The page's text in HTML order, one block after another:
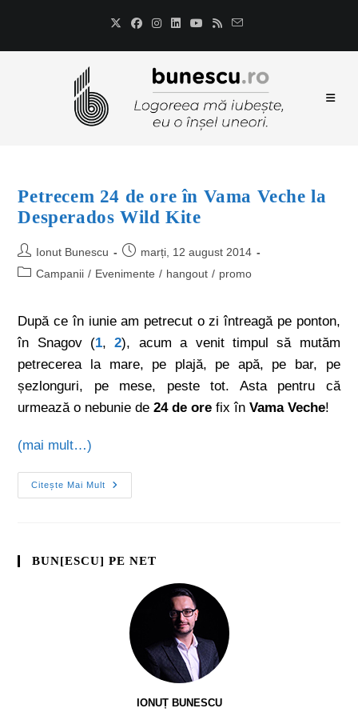
Petrecem 24 de ore în Vama Veche la
Desperados Wild Kite
Ionut Bunescu
marți, 12 august 2014
Campanii / Evenimente / hangout / promo
După ce în iunie am petrecut o zi întreagă pe ponton,
în Snagov (1,2), acum a venit timpul să mutăm
petrecerea la mare, pe plajă, pe apă, pe bar, pe
șezlonguri, pe mese, peste tot. Asta pentru că
urmează o nebunie de24 de ore fix înVama Veche!
(mai mult…)
Citește Mai Mult
BUN[ESCU] PE NET
IONUȚ BUNESCU